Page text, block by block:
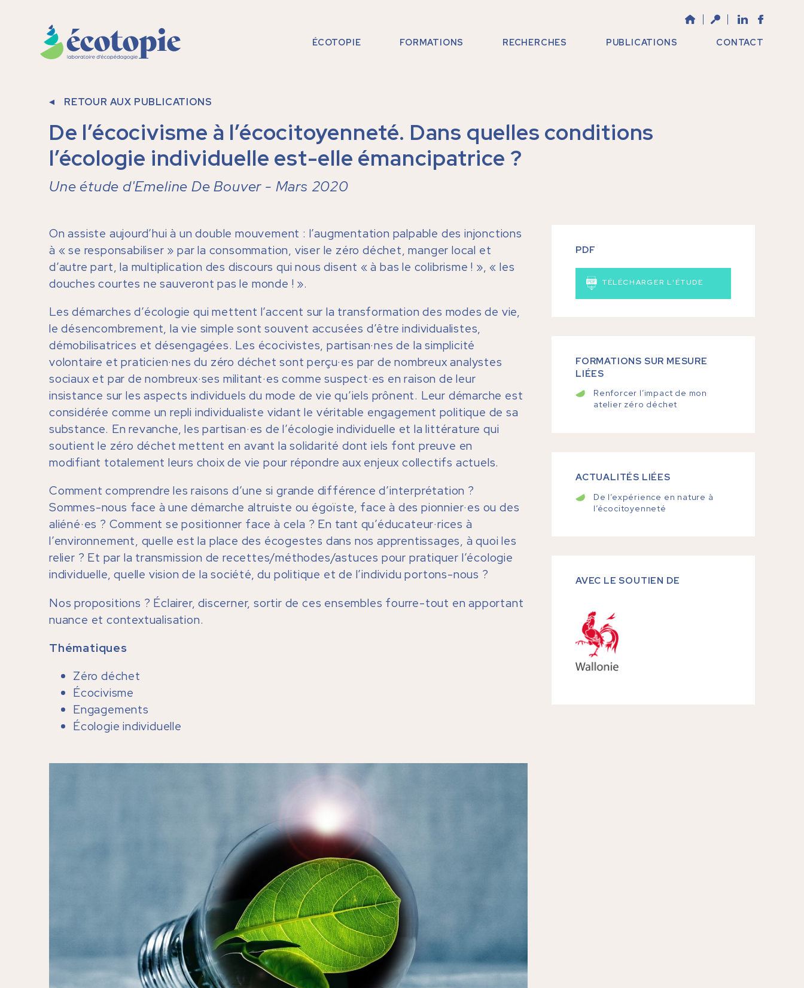
ÉCOTOPIE FORMATIONS RECHERCHES PUBLICATIONS CONTACT
RETOUR AUX PUBLICATIONS
De l’écocivisme à l’écocitoyenneté. Dans quelles conditions
l’écologie individuelle est-elle émancipatrice ?
Une étude d'Emeline De Bouver - Mars 2020
On assiste aujourd’hui à un double mouvement : l’augmentation palpable des injonctions
à « se responsabiliser » par la consommation, viser le zéro déchet, manger local et
d’autre part, la multiplication des discours qui nous disent « à bas le colibrisme ! », « les
douches courtes ne sauveront pas le monde ! ».
Les démarches d’écologie qui mettent l’accent sur la transformation des modes de vie,
le désencombrement, la vie simple sont souvent accusées d’être individualistes,
démobilisatrices et désengagées. Les écocivistes, partisan·nes de la simplicité
volontaire et praticien·nes du zéro déchet sont perçu·es par de nombreux analystes
sociaux et par de nombreux·ses militant·es comme suspect·es en raison de leur
insistance sur les aspects individuels du mode de vie qu’iels prônent. Leur démarche est
considérée comme un repli individualiste vidant le véritable engagement politique de sa
substance. En revanche, les partisan·es de l’écologie individuelle et la littérature qui
soutient le zéro déchet mettent en avant la solidarité dont iels font preuve en
modifiant totalement leurs choix de vie pour répondre aux enjeux collectifs actuels.
Comment comprendre les raisons d’une si grande différence d’interprétation ?
Sommes-nous face à une démarche altruiste ou égoïste, face à des pionnier·es ou des
aliéné·es ? Comment se positionner face à cela ? En tant qu’éducateur·rices à
l’environnement, quelle est la place des écogestes dans nos apprentissages, à quoi les
relier ? Et par la transmission de recettes/méthodes/astuces pour pratiquer l’écologie
individuelle, quelle vision de la société, du politique et de l’individu portons-nous ?
Nos propositions ? Éclairer, discerner, sortir de ces ensembles fourre-tout en apportant
nuance et contextualisation.
Thématiques
Zéro déchet
Écocivisme
Engagements
Écologie individuelle
PDF
TÉLÉCHARGER L'ÉTUDE
FORMATIONS SUR MESURE
LIÉES
Renforcer l’impact de mon
atelier zéro déchet
ACTUALITÉS LIÉES
De l’expérience en nature à
l’écocitoyenneté
AVEC LE SOUTIEN DE